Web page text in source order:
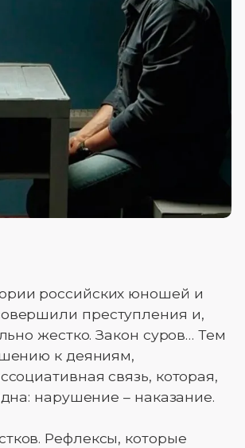
российских юношей и
преступления и,
жестко. Закон суров… Тем
к деяниям,
связь, которая,
нарушение – наказание.
Рефлексы, которые